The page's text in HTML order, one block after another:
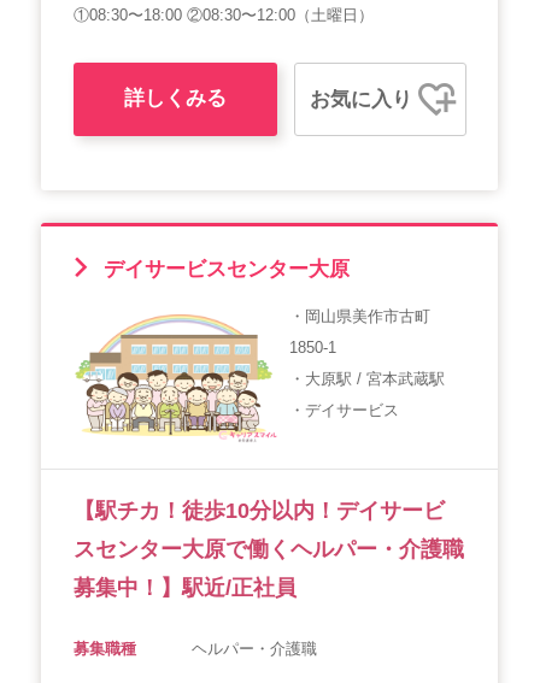
①08:30〜18:00 ②08:30〜12:00（土曜日）
詳しくみる お気に入り
デイサービスセンター大原
・岡山県美作市古町
1850-1
・大原駅 / 宮本武蔵駅
・デイサービス
【駅チカ！徒歩10分以内！デイサービ
スセンター大原で働くヘルパー・介護職
募集中！】駅近/正社員
募集職種 ヘルパー・介護職